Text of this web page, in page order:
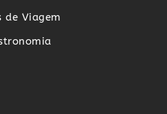
de Viagem